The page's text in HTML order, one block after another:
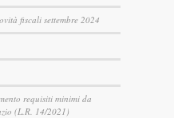
fiscali settembre 2024
requisiti minimi da
(L.R. 14/2021)